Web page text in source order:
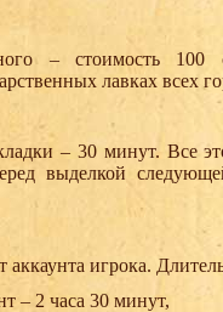
– стоимость 100
лавках всех
– 30 минут. Все
выделкой
аккаунта игрока.
– 2 часа 30 минут,